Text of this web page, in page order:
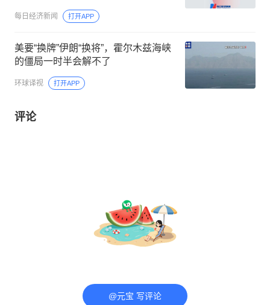
每日经济新闻 打开APP
美要“换牌”伊朗“换将”，霍尔木兹海峡
的僵局一时半会解不了
环球译视 打开APP
评论
@元宝 写评论